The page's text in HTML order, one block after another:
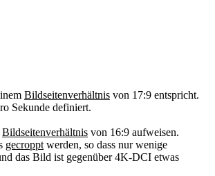
Bildseitenverhältnis von 17:9 entspricht.
Sekunde definiert.
Bildseitenverhältnis von 16:9 aufweisen.
gecroppt werden, so dass nur wenige
das Bild ist gegenüber 4K-DCI etwas